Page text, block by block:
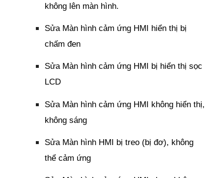
không lên màn hình.
Sửa Màn hình cảm ứng HMI hiển thị bị
chấm đen
Sửa Màn hình cảm ứng HMI bị hiển thị sọc
LCD
Sửa Màn hình cảm ứng HMI không hiển thị,
không sáng
Sửa Màn hình HMI bị treo (bị đơ), không
thể cảm ứng